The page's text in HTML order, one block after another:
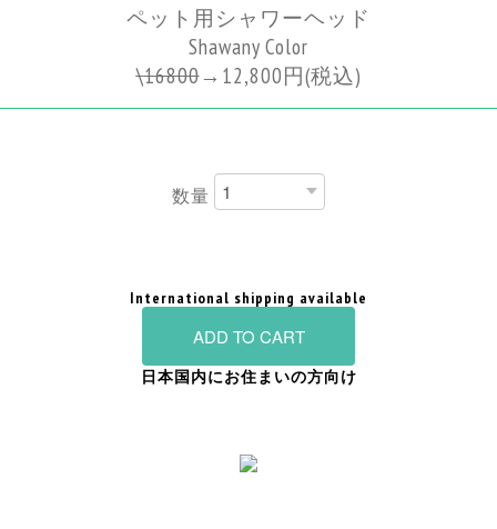
ペット用シャワーヘッド
Shawany Color
\16800→ 12,800円(税込)
数量
International shipping available
ADD TO CART
日本国内にお住まいの方向け